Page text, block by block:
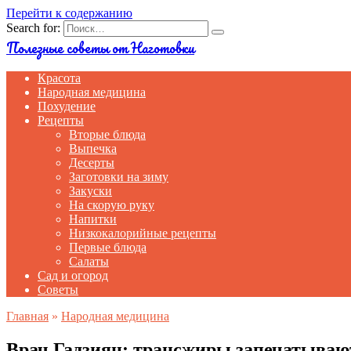
Перейти к содержанию
Search for:
Полезные советы от Наготовки
Красота
Народная медицина
Похудение
Рецепты
Вторые блюда
Выпечка
Десерты
Заготовки на зиму
Закуски
На скорую руку
Напитки
Низкокалорийные рецепты
Первые блюда
Салаты
Сад и огород
Советы
Главная » Народная медицина